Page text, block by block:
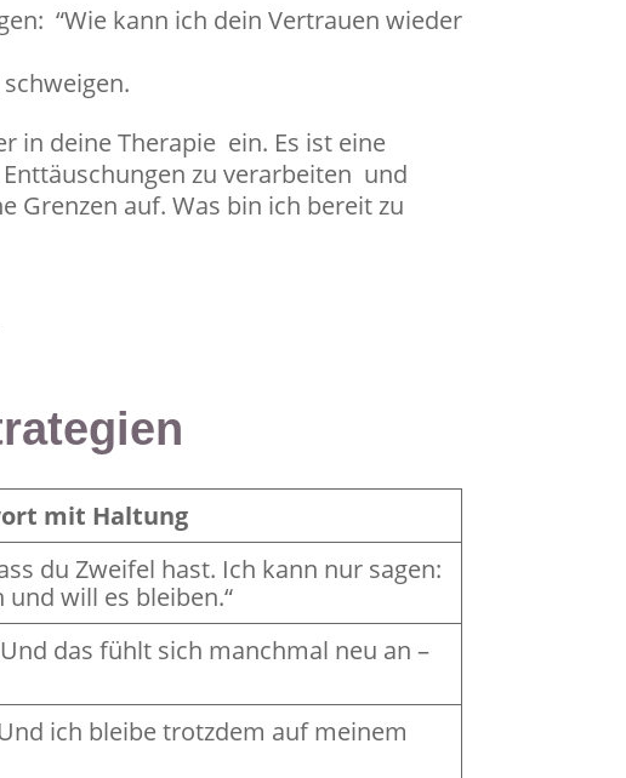
“Wie kann ich dein Vertrauen wieder
in deine Therapie ein. Es ist eine
zu verarbeiten und
Grenzen auf. Was bin ich bereit zu
mit Haltung
du Zweifel hast. Ich kann nur sagen:
will es bleiben.“
Und das fühlt sich manchmal neu an –
ich bleibe trotzdem auf meinem